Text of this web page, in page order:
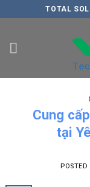
to
TOTAL
Cung
tại
POSTED